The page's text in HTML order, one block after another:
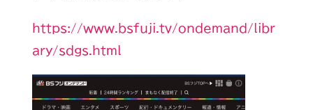
https://www.bsfuji.tv/ondemand/libr
ary/sdgs.html